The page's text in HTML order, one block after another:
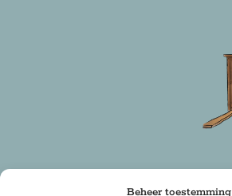
Beheer toestemming